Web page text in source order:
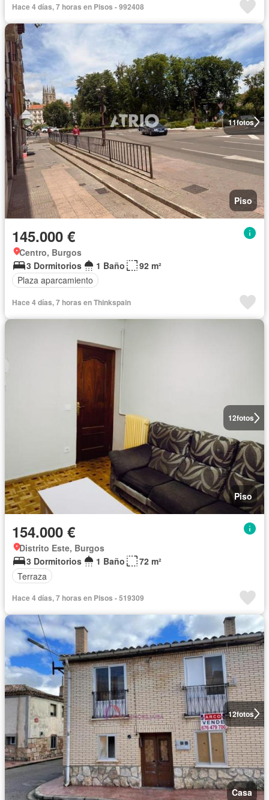
Hace 4 días, 7 horas en Pisos - 992408
11fotos
Piso
145.000 €
Centro, Burgos
3 Dormitorios
1 Baño
92 m²
Plaza aparcamiento
Hace 4 días, 7 horas en Thinkspain
12fotos
Piso
154.000 €
Distrito Este, Burgos
3 Dormitorios
1 Baño
72 m²
Terraza
Hace 4 días, 7 horas en Pisos - 519309
12fotos
Casa